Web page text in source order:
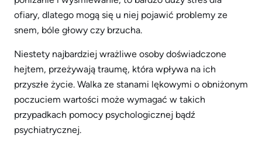
ofiary, dlatego mogą się u niej pojawić problemy ze
snem, bóle głowy czy brzucha.
Niestety najbardziej wrażliwe osoby doświadczone
hejtem, przeżywają traumę, która wpływa na ich
przyszłe życie. Walka ze stanami lękowymi o obniżonym
poczuciem wartości może wymagać w takich
przypadkach pomocy psychologicznej bądź
psychiatrycznej.